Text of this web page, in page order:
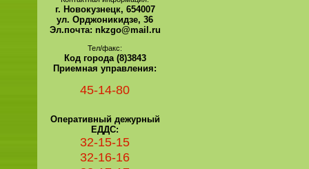
г. Новокузнецк, 654007
ул. Орджоникидзе, 36
Эл.почта: nkzgo@mail.ru
Тел/факс:
Код города (8)3843
Приемная управления:
45-14-80
Оперативный дежурный
ЕДДС:
32-15-15
32-16-16